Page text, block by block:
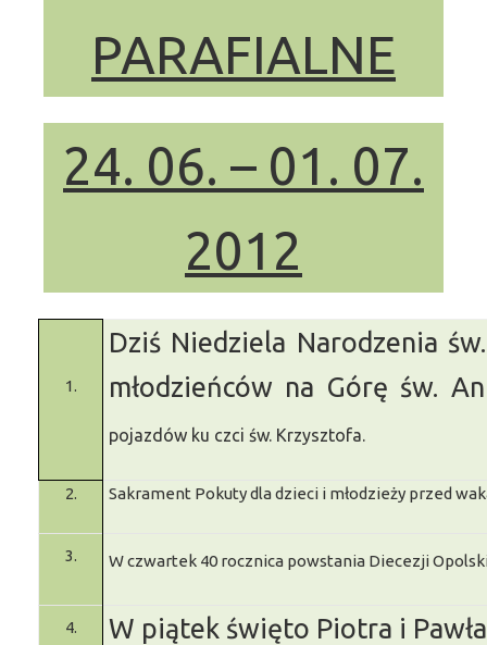
PARAFIALNE
24. 06. – 01. 07.
2012
1.
Dziś Niedziela Narodzenia
młodzieńców na Górę św.
pojazdów ku czci św. Krzysztofa.
2. Sakrament Pokuty dla dzieci i młodzieży przed
3. W czwartek 40 rocznica powstania Diecezji
4. W piątek święto Piotra i